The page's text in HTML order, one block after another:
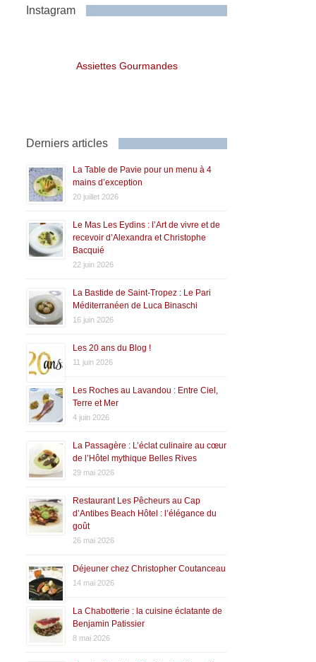
Instagram
Assiettes Gourmandes
Derniers articles
La Table de Pavie pour un menu à 4
mains d’exception
20 juillet 2026
Le Mas Les Eydins : l’Art de vivre et de
recevoir d’Alexandra et Christophe
Bacquié
22 juin 2026
La Bastide de Saint-Tropez : Le Pari
Méditerranéen de Luca Binaschi
16 juin 2026
Les 20 ans du Blog !
11 juin 2026
Les Roches au Lavandou : Entre Ciel,
Terre et Mer
4 juin 2026
La Passagère : L’éclat culinaire au cœur
de l’Hôtel mythique Belles Rives
29 mai 2026
Restaurant Les Pêcheurs au Cap
d’Antibes Beach Hôtel : l’élégance du
goût
26 mai 2026
Déjeuner chez Christopher Coutanceau
14 mai 2026
La Chabotterie : la cuisine éclatante de
Benjamin Patissier
8 mai 2026